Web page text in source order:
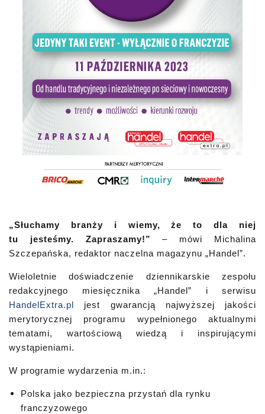
„Słuchamy branży i wiemy, że to dla niej
tu jesteśmy. Zapraszamy!”– mówi
Michalina
Szczepańska, redaktor naczelna magazynu „Handel”.
Wieloletnie doświadczenie dziennikarskie zespołu
redakcyjnego miesięcznika „Handel” i serwisu
HandelExtra.pl
jest gwarancją najwyższej jakości
merytorycznej programu wypełnionego aktualnymi
tematami, wartościową wiedzą i inspirującymi
wystąpieniami.
W programie wydarzenia m.in.:
Polska jako bezpieczna przystań dla rynku
franczyzowego